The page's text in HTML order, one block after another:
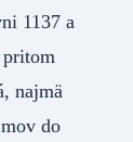
1137 a
pritom
najmä
do